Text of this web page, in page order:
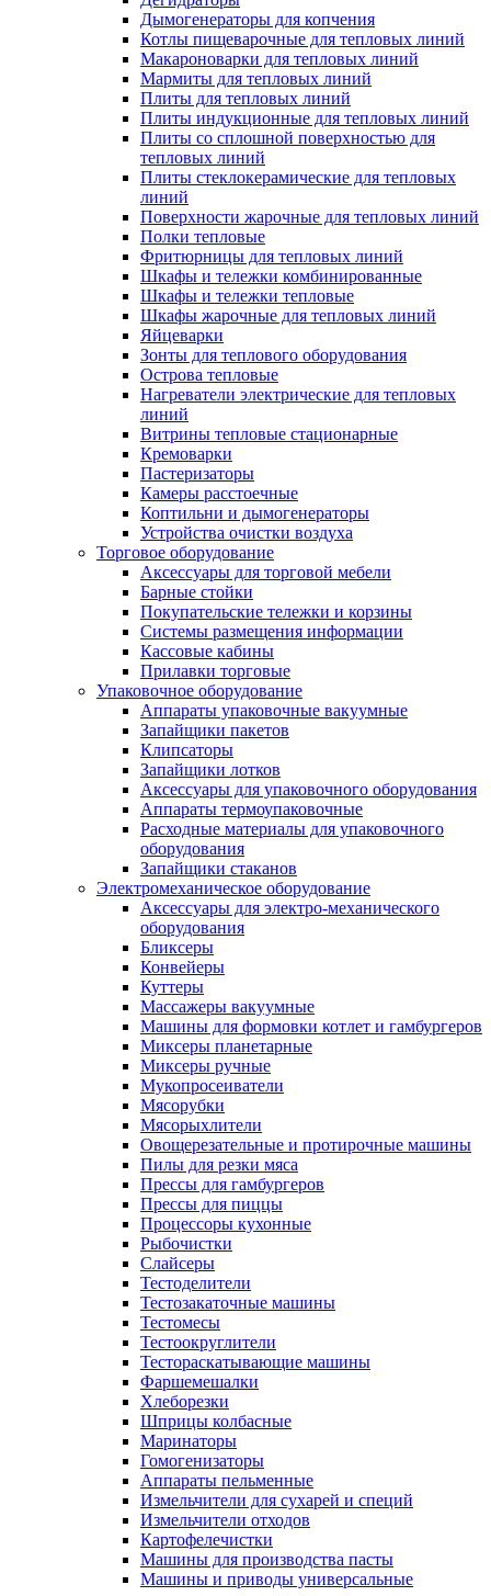
Дымогенераторы для копчения
Котлы пищеварочные для тепловых линий
Макароноварки для тепловых линий
Мармиты для тепловых линий
Плиты для тепловых линий
Плиты индукционные для тепловых линий
Плиты со сплошной поверхностью для
тепловых линий
Плиты стеклокерамические для тепловых
линий
Поверхности жарочные для тепловых линий
Полки тепловые
Фритюрницы для тепловых линий
Шкафы и тележки комбинированные
Шкафы и тележки тепловые
Шкафы жарочные для тепловых линий
Яйцеварки
Зонты для теплового оборудования
Острова тепловые
Нагреватели электрические для тепловых
линий
Витрины тепловые стационарные
Кремоварки
Пастеризаторы
Камеры расстоечные
Коптильни и дымогенераторы
Устройства очистки воздуха
Торговое оборудование
Аксессуары для торговой мебели
Барные стойки
Покупательские тележки и корзины
Системы размещения информации
Кассовые кабины
Прилавки торговые
Упаковочное оборудование
Аппараты упаковочные вакуумные
Запайщики пакетов
Клипсаторы
Запайщики лотков
Аксессуары для упаковочного оборудования
Аппараты термоупаковочные
Расходные материалы для упаковочного
оборудования
Запайщики стаканов
Электромеханическое оборудование
Аксессуары для электро-механического
оборудования
Бликсеры
Конвейеры
Куттеры
Массажеры вакуумные
Машины для формовки котлет и гамбургеров
Миксеры планетарные
Миксеры ручные
Мукопросеиватели
Мясорубки
Мясорыхлители
Овощерезательные и протирочные машины
Пилы для резки мяса
Прессы для гамбургеров
Прессы для пиццы
Процессоры кухонные
Рыбочистки
Слайсеры
Тестоделители
Тестозакаточные машины
Тестомесы
Тестоокруглители
Тестораскатывающие машины
Фаршемешалки
Хлеборезки
Шприцы колбасные
Маринаторы
Гомогенизаторы
Аппараты пельменные
Измельчители для сухарей и специй
Измельчители отходов
Картофелечистки
Машины для производства пасты
Машины и приводы универсальные